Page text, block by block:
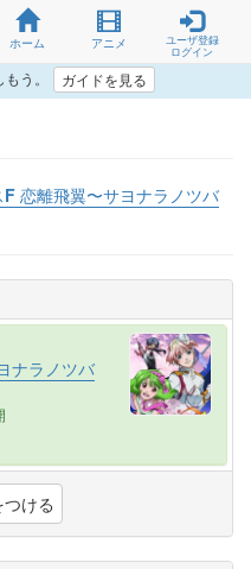
ホーム アニメ
ユーザ登録
ログイン
う。 ガイドを見る
恋離飛翼〜サヨナラノツバ
ナラノツバ
ける